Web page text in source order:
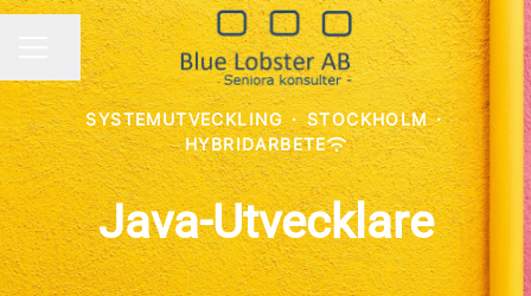
KARRIÄRMENY
Dela sidan
SYSTEMUTVECKLING · STOCKHOLM ·
HYBRIDARBETE
Java-Utvecklare